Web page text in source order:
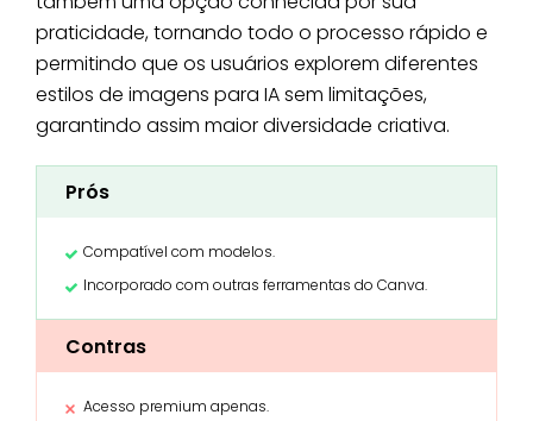
praticidade, tornando todo o processo rápido e
permitindo que os usuários explorem diferentes
estilos de imagens para IA sem limitações,
garantindo assim maior diversidade criativa.
Prós
Compatível com modelos.
Incorporado com outras ferramentas do Canva.
Contras
Acesso premium apenas.